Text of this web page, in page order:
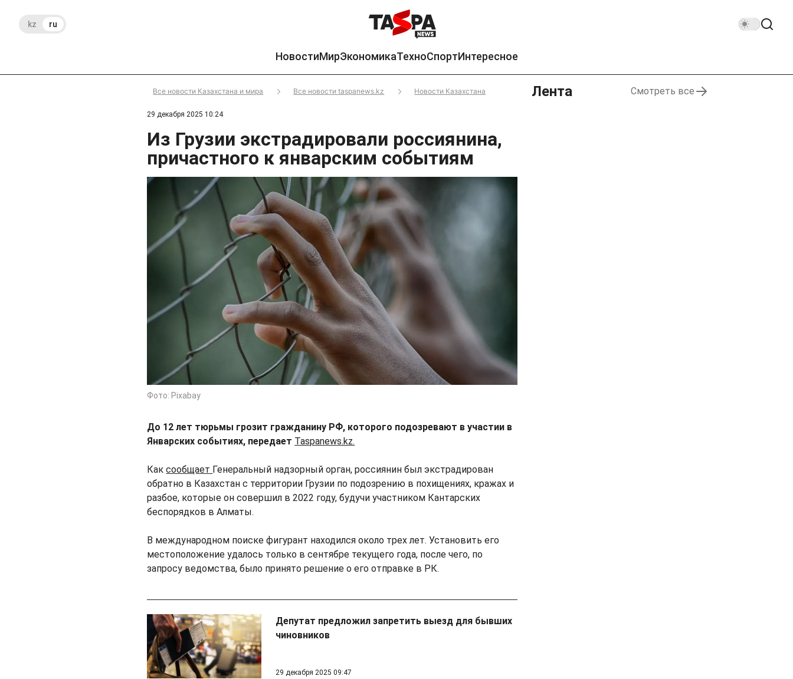
kz ru
НовостиМирЭкономикаТехноСпортИнтересное
Все новости Казахстана и мира Все новости taspanews.kz Новости Казахстана
29 декабря 2025 10:24
Из Грузии экстрадировали россиянина,
причастного к январским событиям
Фото: Pixabay
До 12 лет тюрьмы грозит гражданину РФ, которого подозревают в участии в
Январских событиях, передает Taspanews.kz.
Каксообщает Генеральный надзорный орган, россиянин был экстрадирован
обратно в Казахстан с территории Грузии по подозрению в похищениях, кражах и
разбое, которые он совершил в 2022 году, будучи участником Кантарских
беспорядков в Алматы.
В международном поиске фигурант находился около трех лет. Установить его
местоположение удалось только в сентябре текущего года, после чего, по
запросу ведомства, было принято решение о его отправке в РК.
Депутат предложил запретить выезд для бывших
чиновников
29 декабря 2025 09:47
Лента Смотреть все